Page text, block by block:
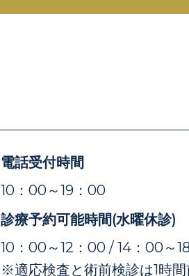
電話受付時間
10：00～19：00
診療予約可能時間(水曜休診)
10：00～12：00 / 14：00～
※適応検査と術前検診は1時間